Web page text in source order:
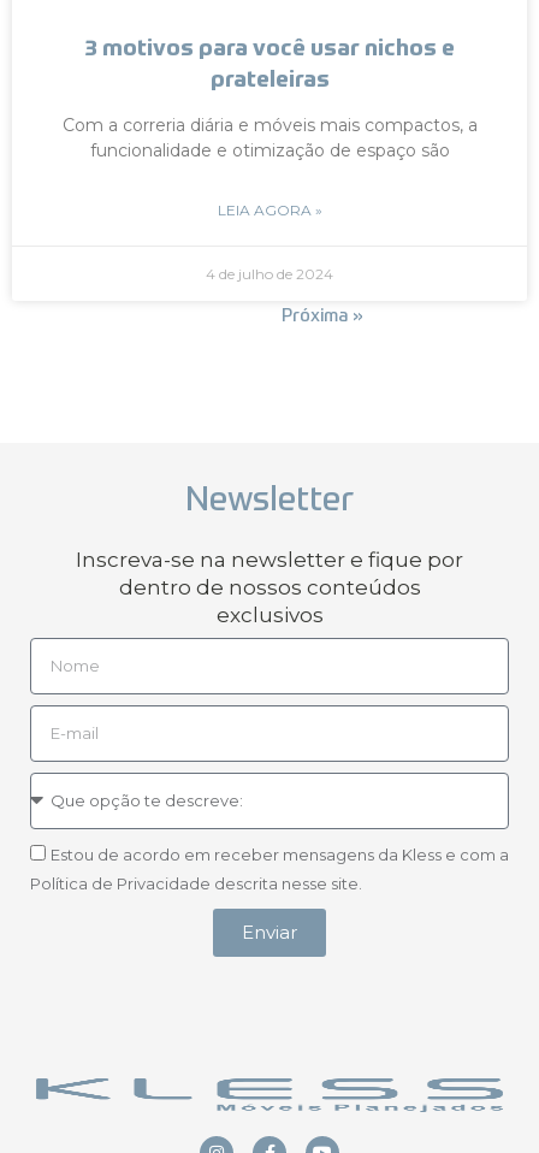
3 motivos para você usar nichos e
prateleiras
Com a correria diária e móveis mais compactos, a
funcionalidade e otimização de espaço são
LEIA AGORA »
4 de julho de 2024
Próxima »
Newsletter
Inscreva-se na newsletter e fique por
dentro de nossos conteúdos
exclusivos
Estou de acordo em receber mensagens da Kless e com a
Política de Privacidade descrita nesse site.
Enviar